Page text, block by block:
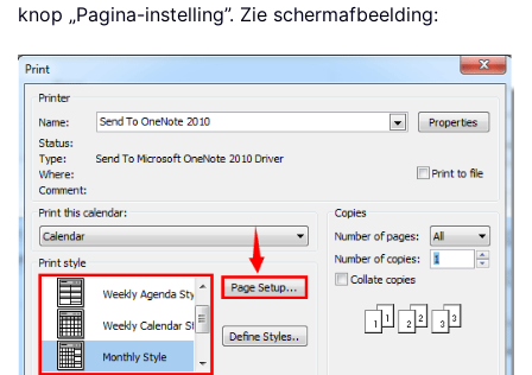
knop „Pagina-instelling”. Zie schermafbeelding: